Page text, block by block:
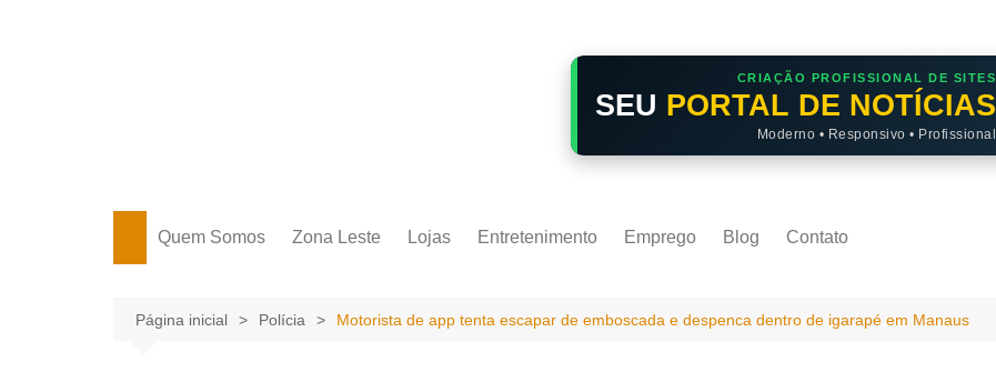
CRIAÇÃO PROFISSIONAL DE SITES
SEU PORTAL DE NOTÍCIAS
Moderno • Responsivo • Profissional
Quem Somos Zona Leste Lojas Entretenimento Emprego Blog Contato
Página inicial Polícia Motorista de app tenta escapar de emboscada e despenca dentro de igarapé em Manaus